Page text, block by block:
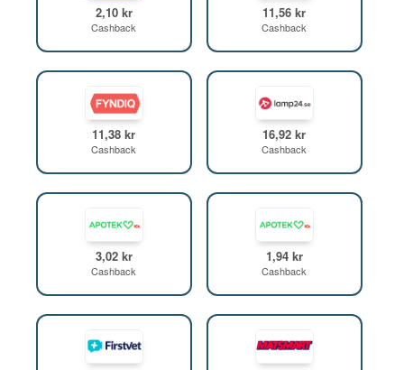
2,10 kr
Cashback
11,56 kr
Cashback
11,38 kr
Cashback
16,92 kr
Cashback
3,02 kr
Cashback
1,94 kr
Cashback